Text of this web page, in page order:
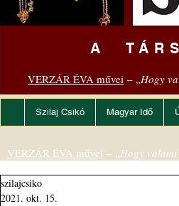
A
VERZÁR ÉVA művei – „Hogy
Szilaj Csikó Magyar Idő
szilajcsiko
2021. okt. 15.
VERZÁR ÉVA művei – „Hogy